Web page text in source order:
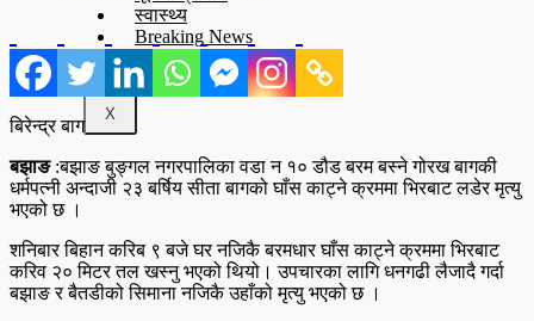
स्वास्थ्य
Breaking News
X
बिरेन्द्र बाग
बझाङ:बझाङ बुङ्गल नगरपालिका वडा न १० डौड बरम बस्ने गोरख बागकी
धर्मपत्नी अन्दाजी २३ बर्षिय सीता बागको घाँस काट्ने क्रममा भिरबाट लडेर मृत्यु
भएको छ ।
शनिबार बिहान करिब ९ बजे घर नजिकै बरमधार घाँस काट्ने क्रममा भिरबाट
करिव २० मिटर तल खस्नु भएको थियो। उपचारका लागि धनगढी लैजादै गर्दा
बझाङ र बैतडीको सिमाना नजिकै उहाँको मृत्यु भएको छ ।